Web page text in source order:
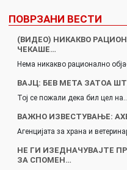
ПОВРЗАНИ ВЕСТИ
(ВИДЕО) НИКАКВО
ЧЕКАШЕ…
Нема никакво рационално
ВАЈЦ: БЕВ МЕТА ЗАТОА
Тој се пожали дека бил цел
ВАЖНО ИЗВЕСТУВАЊЕ:
Агенцијата за храна и
НЕ ГИ ИЗЕДНАЧУВАЈТЕ
ЗА СПОМЕН…